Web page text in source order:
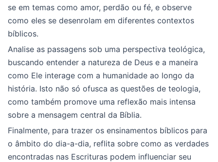
se em temas como amor, perdão ou fé, e observe
como eles se desenrolam em diferentes contextos
bíblicos.
Analise as passagens sob uma perspectiva teológica,
buscando entender a natureza de Deus e a maneira
como Ele interage com a humanidade ao longo da
história. Isto não só ofusca as questões de teologia,
como também promove uma reflexão mais intensa
sobre a mensagem central da Bíblia.
Finalmente, para trazer os ensinamentos bíblicos para
o âmbito do dia-a-dia, reflita sobre como as verdades
encontradas nas Escrituras podem influenciar seu